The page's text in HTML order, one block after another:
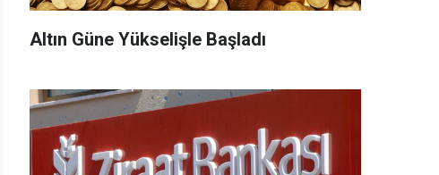
Altın Güne Yükselişle Başladı